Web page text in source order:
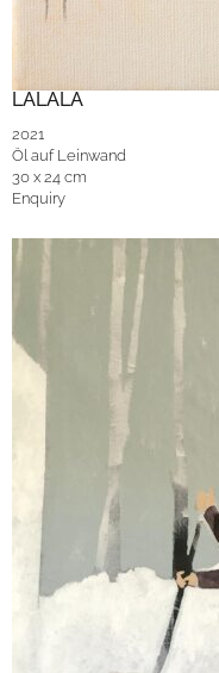
LALALA
2021
Öl auf Leinwand
30 x 24 cm
Enquiry